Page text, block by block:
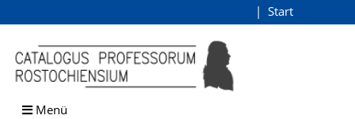
Browsen
direkt zum Inhalt
Start
Menü